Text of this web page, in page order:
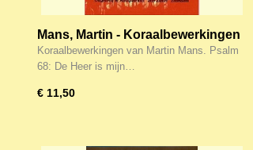
Mans, Martin - Koraalbewerkingen
(12)
Koraalbewerkingen van Martin Mans. Psalm
68: De Heer is mijn…
€ 11,50